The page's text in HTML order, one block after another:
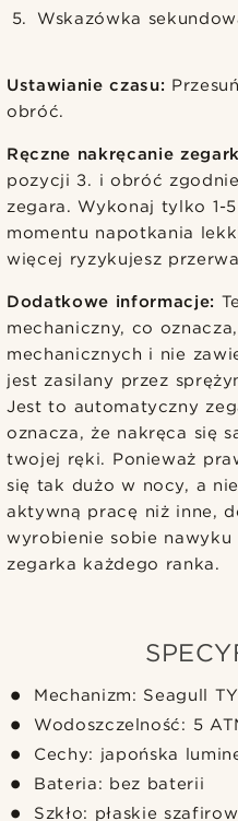
Wskazówka
Ustawianie czasu:
obróć.
Ręczne nakręcanie
pozycji 3. i obróć
zegara. Wykonaj tylko 1-
momentu napotkania
więcej ryzykujesz
Dodatkowe informacje:
mechaniczny, co
mechanicznych i nie
jest zasilany przez
Jest to automatyczny
oznacza, że nakręca się
twojej ręki. Ponieważ
się tak dużo w nocy, a
aktywną pracę niż inne,
wyrobienie sobie
zegarka każdego ranka.
Mechanizm: Seagull
Wodoszczelność: 5
Cechy: japońska
Bateria: bez baterii
Szkło: płaskie